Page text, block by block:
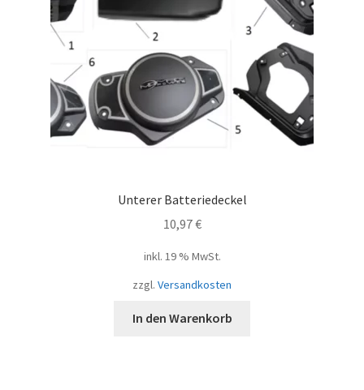
Unterer Batteriedeckel
10,97€
inkl. 19 % MwSt.
zzgl. Versandkosten
In den Warenkorb